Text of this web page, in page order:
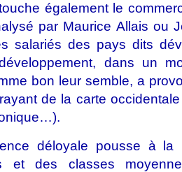
également le
par Maurice Allais ou
salariés des pays dits
dans un
bon leur semble, a
de la carte
déloyale pousse à
et des classes